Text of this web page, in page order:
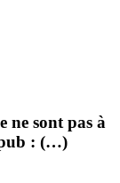
ne sont pas à
pub : (…)